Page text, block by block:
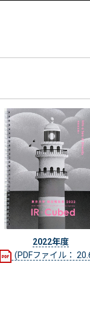
2022年度
(PDFファイル：